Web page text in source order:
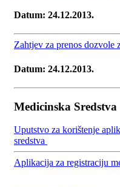
Datum: 24.12.2013.
Zahtjev za prenos dozvole
Datum: 24.12.2013.
Medicinska Sredstva
Uputstvo za korištenje
sredstva
Aplikacija za registraciju